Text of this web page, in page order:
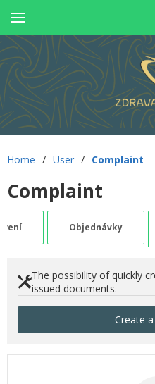
Home / User / Complaint
Complaint
Objednávky
The possibility of quickly
issued documents.
Create